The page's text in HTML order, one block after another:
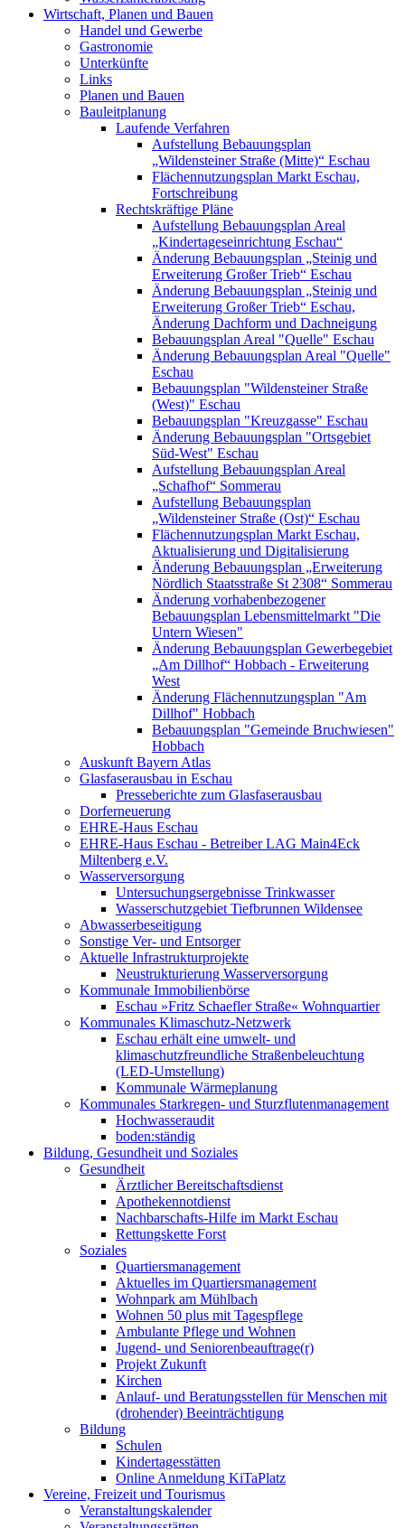
Wirtschaft, Planen und Bauen
Handel und Gewerbe
Gastronomie
Unterkünfte
Links
Planen und Bauen
Bauleitplanung
Laufende Verfahren
Aufstellung Bebauungsplan
„Wildensteiner Straße (Mitte)“ Eschau
Flächennutzungsplan Markt Eschau,
Fortschreibung
Rechtskräftige Pläne
Aufstellung Bebauungsplan Areal
„Kindertageseinrichtung Eschau“
Änderung Bebauungsplan „Steinig und
Erweiterung Großer Trieb“ Eschau
Änderung Bebauungsplan „Steinig und
Erweiterung Großer Trieb“ Eschau,
Änderung Dachform und Dachneigung
Bebauungsplan Areal "Quelle" Eschau
Änderung Bebauungsplan Areal "Quelle"
Eschau
Bebauungsplan "Wildensteiner Straße
(West)" Eschau
Bebauungsplan "Kreuzgasse" Eschau
Änderung Bebauungsplan "Ortsgebiet
Süd-West" Eschau
Aufstellung Bebauungsplan Areal
„Schafhof“ Sommerau
Aufstellung Bebauungsplan
„Wildensteiner Straße (Ost)“ Eschau
Flächennutzungsplan Markt Eschau,
Aktualisierung und Digitalisierung
Änderung Bebauungsplan „Erweiterung
Nördlich Staatsstraße St 2308“ Sommerau
Änderung vorhabenbezogener
Bebauungsplan Lebensmittelmarkt "Die
Untern Wiesen"
Änderung Bebauungsplan Gewerbegebiet
„Am Dillhof“ Hobbach - Erweiterung
West
Änderung Flächennutzungsplan "Am
Dillhof" Hobbach
Bebauungsplan "Gemeinde Bruchwiesen"
Hobbach
Auskunft Bayern Atlas
Glasfaserausbau in Eschau
Presseberichte zum Glasfaserausbau
Dorferneuerung
EHRE-Haus Eschau
EHRE-Haus Eschau - Betreiber LAG Main4Eck
Miltenberg e.V.
Wasserversorgung
Untersuchungsergebnisse Trinkwasser
Wasserschutzgebiet Tiefbrunnen Wildensee
Abwasserbeseitigung
Sonstige Ver- und Entsorger
Aktuelle Infrastrukturprojekte
Neustrukturierung Wasserversorgung
Kommunale Immobilienbörse
Eschau »Fritz Schaefler Straße« Wohnquartier
Kommunales Klimaschutz-Netzwerk
Eschau erhält eine umwelt- und
klimaschutzfreundliche Straßenbeleuchtung
(LED-Umstellung)
Kommunale Wärmeplanung
Kommunales Starkregen- und Sturzflutenmanagement
Hochwasseraudit
boden:ständig
Bildung, Gesundheit und Soziales
Gesundheit
Ärztlicher Bereitschaftsdienst
Apothekennotdienst
Nachbarschafts-Hilfe im Markt Eschau
Rettungskette Forst
Soziales
Quartiersmanagement
Aktuelles im Quartiersmanagement
Wohnpark am Mühlbach
Wohnen 50 plus mit Tagespflege
Ambulante Pflege und Wohnen
Jugend- und Seniorenbeauftrage(r)
Projekt Zukunft
Kirchen
Anlauf- und Beratungsstellen für Menschen mit
(drohender) Beeinträchtigung
Bildung
Schulen
Kindertagesstätten
Online Anmeldung KiTaPlatz
Vereine, Freizeit und Tourismus
Veranstaltungskalender